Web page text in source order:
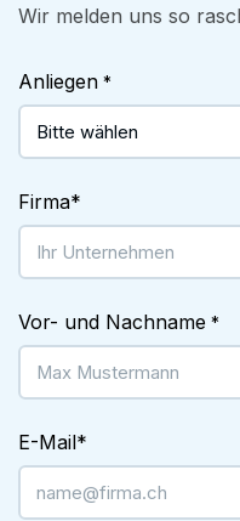
Wir melden uns so
Anliegen *
Firma*
Vor- und Nachname *
E-Mail*